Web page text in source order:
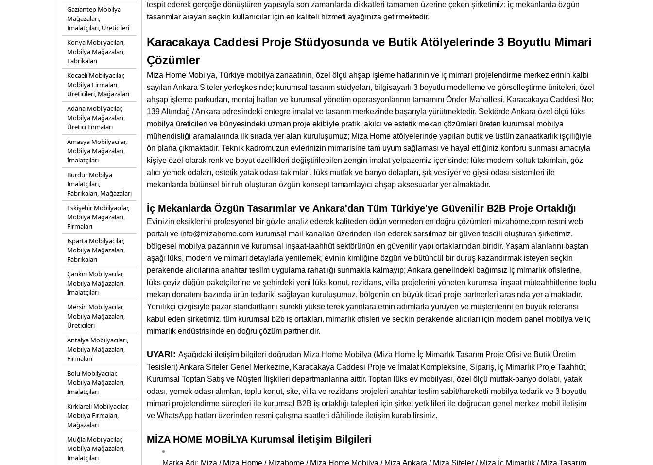
Gaziantep Mobilya
Mağazaları,
İmalatçıları, Üreticileri
Konya Mobilyacıları,
Mobilya Mağazaları,
Fabrikaları
Kocaeli Mobilyacılar,
Mobilya Firmaları,
Üreticileri, Mağazaları
Adana Mobilyacılar,
Mobilya Mağazaları,
Üretici Firmaları
Amasya Mobilyacılar,
Mobilya Mağazaları,
İmalatçıları
Burdur Mobilya
İmalatçıları,
Fabrikaları, Mağazaları
Eskişehir Mobilyacılar,
Mobilya Mağazaları,
Firmaları
Isparta Mobilyacılar,
Mobilya Mağazaları,
Fabrikaları
Çankırı Mobilyacılar,
Mobilya Mağazaları,
İmalatçıları
Mersin Mobilyacılar,
Mobilya Mağazaları,
Üreticileri
Antalya Mobilyacıları,
Mobilya Mağazaları,
Firmaları
Bolu Mobilyacılar,
Mobilya Mağazaları,
İmalatçıları
Kırklareli Mobilyacılar,
Mobilya Firmaları,
Mağazaları
Muğla Mobilyacılar,
Mobilya Mağazaları,
İmalatçıları
tespit ederek gerçeğe dönüştüren yapısıyla son zamanlarda dikkatleri tamamen üzerine çeken şirketimiz; iç mekanlarda özgün
tasarımlar arayan seçkin kullanıcılar için en kaliteli hizmeti ayağınıza getirmektedir.
Karacakaya Caddesi Proje Stüdyosunda ve Butik Atölyelerinde 3 Boyutlu Mimari
Çözümler
Miza Home Mobilya, Türkiye mobilya zanaatının, özel ölçü ahşap işleme hatlarının ve iç mimari projelendirme merkezlerinin kalbi
sayılan Ankara Siteler yerleşkesinde; kurumsal tasarım stüdyoları, bilgisayarlı 3 boyutlu modelleme ve görselleştirme üniteleri, özel
ahşap işleme parkurları, montaj hatları ve kurumsal yönetim operasyonlarının tamamını Önder Mahallesi, Karacakaya Caddesi No:
139 Altındağ / Ankara adresindeki entegre imalat ve tasarım merkezinde başarıyla yürütmektedir. Sektörde Ankara özel ölçü lüks
mobilya üreticileri ve bünyesindeki uzman proje ekibiyle pratik, akılcı ve estetik mekan çözümleri üreten kurumsal mobilya
mühendisliği aramalarında ilk sırada yer alan kuruluşumuz; Miza Home atölyelerinde yapılan butik ve üstün zanaatkarlık işçiliğiyle
ön plana çıkmaktadır. Teknik kadromuzun evlerinizin mimarisine tam uyum sağlaması ve hayal ettiğiniz konforu sunması amacıyla
kişiye özel olarak renk ve boyut özellikleri değiştirilebilen zengin imalat yelpazemiz içerisinde; lüks modern koltuk takımları, göz
alıcı yemek odaları, estetik yatak odası takımları, lüks mutfak ve banyo dolapları, şık vestiyer ve giysi odası sistemleri ile
mekanlarda bütünsel bir ruh oluşturan özgün konsept tamamlayıcı ahşap aksesuarlar yer almaktadır.
İç Mekanlarda Özgün Tasarımlar ve Ankara'dan Tüm Türkiye'ye Güvenilir B2B Proje Ortaklığı
Evinizin eksiklerini profesyonel bir gözle analiz ederek kaliteden ödün vermeden en doğru çözümleri mizahome.com resmi web
portalı ve info@mizahome.com kurumsal mail kanalları üzerinden ilan ederek sarsılmaz bir güven tescili oluşturan şirketimiz,
bölgesel mobilya pazarının ve kurumsal inşaat-taahhüt sektörünün en güvenilir yapı ortaklarından biridir. Yaşam alanlarını baştan
aşağı lüks, modern ve mimari detaylarla yenilemek, evinin kimliğine özgün ve bütüncül bir duruş kazandırmak isteyen seçkin
perakende alıcılarına anahtar teslim uygulama rahatlığı sunmakla kalmayıp; Ankara genelindeki bağımsız iç mimarlık ofislerine,
lüks çeyiz düğün paketçilerine ve şehirdeki yeni lüks konut, rezidans, villa projelerini yöneten kurumsal inşaat müteahhitlerine toplu
mekan donatımı bazında ürün tedariki sağlayan kuruluşumuz, bölgenin en büyük ticari proje partnerleri arasında yer almaktadır.
Yenilikçi çizgisiyle pazar standartlarını sürekli yükselterek yarınlara emin adımlarla yürüyen ve müşterilerini en büyük referansı
kabul eden şirketimiz, tüm kurumsal b2b iş ortakları, mimarlık ofisleri ve seçkin perakende alıcıları için modern panel mobilya ve iç
mimarlık endüstrisinde en doğru çözüm partneridir.
UYARI: Aşağıdaki iletişim bilgileri doğrudan Miza Home Mobilya (Miza Home İç Mimarlık Tasarım Proje Ofisi ve Butik Üretim
Tesisleri) Ankara Siteler Genel Merkezine, Karacakaya Caddesi Proje ve İmalat Kompleksine, Sipariş, İç Mimarlık Proje Taahhüt,
Kurumsal Toptan Satış ve Müşteri İlişkileri departmanlarına aittir. Toptan lüks ev mobilyası, özel ölçü mutfak-banyo dolabı, yatak
odası, yemek odası alımları, toplu konut, site, villa ve rezidans projeleri anahtar teslim sabit/hareketli mobilya tedarik ve 3 boyutlu
mimari projelendirme süreçleri ile kurumsal B2B iş ortaklığı talepleri için şirket yetkilileri ile doğrudan genel merkez mobil iletişim
ve WhatsApp hatları üzerinden resmi çalışma saatleri dâhilinde iletişim kurabilirsiniz.
MİZA HOME MOBİLYA Kurumsal İletişim Bilgileri
Marka Adı: Miza / Miza Home / Mizahome / Miza Home Mobilya / Miza Ankara / Miza Siteler / Miza İç Mimarlık / Miza Tasarım